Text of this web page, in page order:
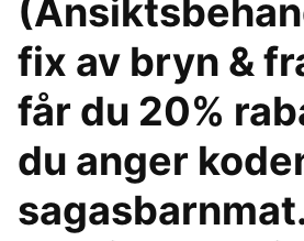
fix av bryn &
får du 20%
du anger